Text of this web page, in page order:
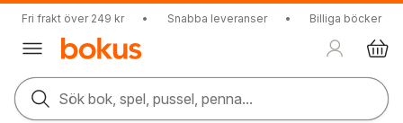
Fri frakt över 249 kr • Snabba leveranser • Billiga böcker
Sök bok, spel, pussel, penna...